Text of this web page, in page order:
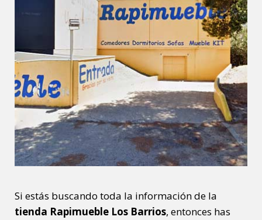
Si estás buscando toda la información de la
tienda Rapimueble Los Barrios, entonces has